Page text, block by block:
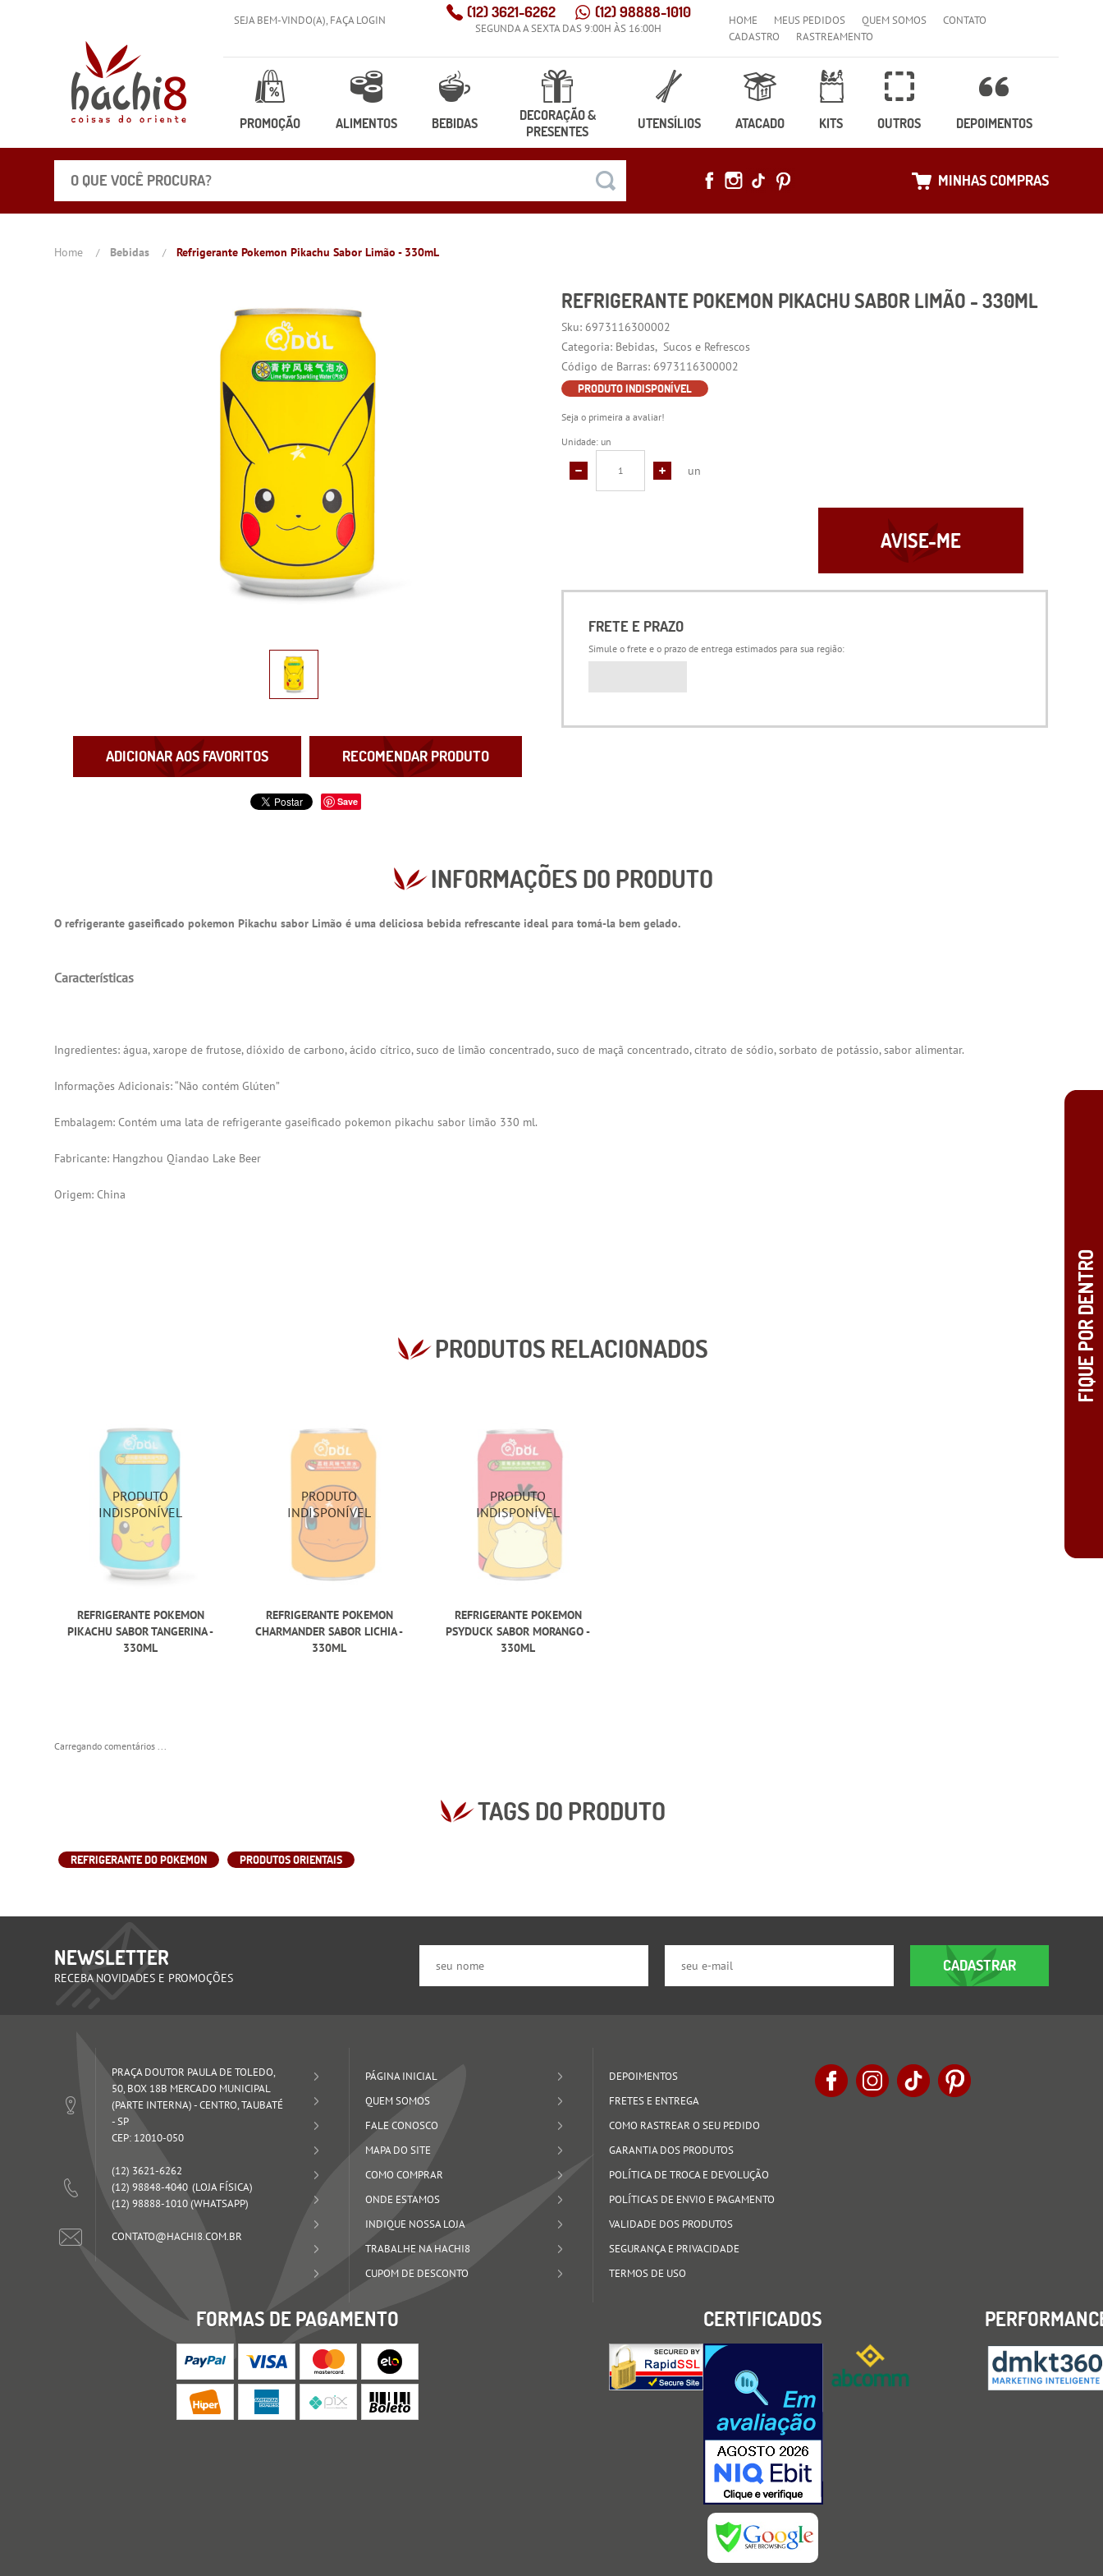
SEJA BEM-VINDO(A), FAÇA LOGIN (12)3621-6262 (12)98888-1010
SEGUNDA A SEXTA DAS 9:00H ÀS 16:00H
HOME MEUS PEDIDOS QUEM SOMOS
CONTATO
CADASTRO
RASTREAMENTO
PROMOÇÃO ALIMENTOS BEBIDAS
DECORAÇÃO &
PRESENTES
UTENSÍLIOS ATACADO KITS OUTROS DEPOIMENTOS
MINHAS COMPRAS
Home Bebidas Refrigerante Pokemon Pikachu Sabor Limão - 330mL
ADICIONAR AOS FAVORITOS RECOMENDAR PRODUTO
Save
REFRIGERANTE POKEMON PIKACHU SABOR LIMÃO - 330ML
Sku: 6973116300002
Categoria: Bebidas
Sucos e Refrescos
Código de Barras: 6973116300002
PRODUTO INDISPONÍVEL
Seja o primeira a avaliar!
Unidade: un
un
AVISE-ME
FRETE E PRAZO
Simule o frete e o prazo de entrega estimados para sua região:
INFORMAÇÕES DO PRODUTO
O refrigerante gaseificado pokemon Pikachu sabor Limão é uma deliciosa bebida refrescante ideal para tomá-la bem gelado.
Características
Ingredientes: água, xarope de frutose, dióxido de carbono, ácido cítrico, suco de limão concentrado, suco de maçã concentrado, citrato de sódio, sorbato de potássio, sabor alimentar.
Informações Adicionais: “Não contém Glúten”
Embalagem: Contém uma lata de refrigerante gaseificado pokemon pikachu sabor limão 330 ml.
Fabricante: Hangzhou Qiandao Lake Beer
Origem: China
PRODUTOS RELACIONADOS
REFRIGERANTE POKEMON
PIKACHU SABOR TANGERINA -
330ML
REFRIGERANTE POKEMON
CHARMANDER SABOR LICHIA -
330ML
REFRIGERANTE POKEMON
PSYDUCK SABOR MORANGO -
330ML
Carregando comentários ...
TAGS DO PRODUTO
REFRIGERANTE DO POKEMON PRODUTOS ORIENTAIS
NEWSLETTER
RECEBA NOVIDADES E PROMOÇÕES
CADASTRAR
PRAÇA DOUTOR PAULA DE TOLEDO,
50, BOX 18B MERCADO MUNICIPAL
(PARTE INTERNA)-CENTRO, TAUBATÉ
-SP
CEP: 12010-050
(12) 3621-6262
(12) 98848-4040
(12) 98888-1010(WHATSAPP)
CONTATO@HACHI8.COM.BR
PÁGINA INICIAL
QUEM SOMOS
FALE CONOSCO
MAPA DO SITE
COMO COMPRAR
ONDE ESTAMOS
INDIQUE NOSSA LOJA
TRABALHE NA HACHI8
CUPOM DE DESCONTO
DEPOIMENTOS
FRETES E ENTREGA
COMO RASTREAR O SEU PEDIDO
GARANTIA DOS PRODUTOS
POLÍTICA DE TROCA E DEVOLUÇÃO
POLÍTICAS DE ENVIO E PAGAMENTO
VALIDADE DOS PRODUTOS
SEGURANÇA E PRIVACIDADE
TERMOS DE USO
FORMAS DE PAGAMENTO CERTIFICADOS